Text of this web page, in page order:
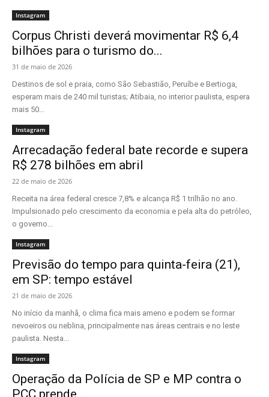
Instagram
Corpus Christi deverá movimentar R$ 6,4
bilhões para o turismo do...
31 de maio de 2026
Destinos de sol e praia, como São Sebastião, Peruíbe e Bertioga,
esperam mais de 240 mil turistas; Atibaia, no interior paulista, espera
mais 50...
Instagram
Arrecadação federal bate recorde e supera
R$ 278 bilhões em abril
22 de maio de 2026
Receita na área federal cresce 7,8% e alcança R$ 1 trilhão no ano.
Impulsionado pelo crescimento da economia e pela alta do petróleo,
o governo...
Instagram
Previsão do tempo para quinta-feira (21),
em SP: tempo estável
21 de maio de 2026
No início da manhã, o clima fica mais ameno e podem se formar
nevoeiros ou neblina, principalmente nas áreas centrais e no leste
paulista. Nesta...
Instagram
Operação da Polícia de SP e MP contra o
PCC prende...